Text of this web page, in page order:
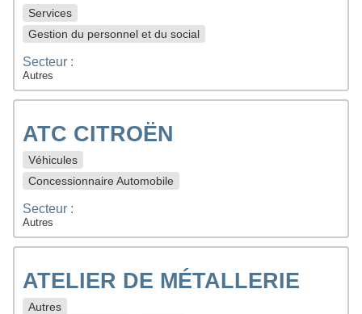
Services
Gestion du personnel et du social
Secteur :
Autres
ATC CITROËN
Véhicules
Concessionnaire Automobile
Secteur :
Autres
ATELIER DE MÉTALLERIE
Autres